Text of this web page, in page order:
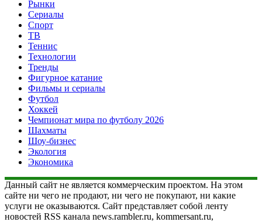
Рынки
Сериалы
Спорт
ТВ
Теннис
Технологии
Тренды
Фигурное катание
Фильмы и сериалы
Футбол
Хоккей
Чемпионат мира по футболу 2026
Шахматы
Шоу-бизнес
Экология
Экономика
Данный сайт не является коммерческим проектом. На этом
сайте ни чего не продают, ни чего не покупают, ни какие
услуги не оказываются. Сайт представляет собой ленту
новостей RSS канала news.rambler.ru, kommersant.ru,